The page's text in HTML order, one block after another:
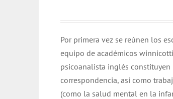
Por primera vez se reúnen los
equipo de académicos
psicoanalista inglés
correspondencia, así como
(como la salud mental en la